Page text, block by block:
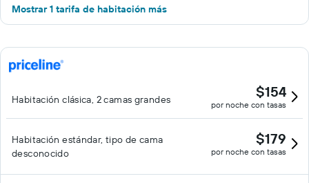
Mostrar 1 tarifa de habitación más
Habitación clásica, 2 camas grandes $154
por noche con tasas
Habitación estándar, tipo de cama
desconocido
$179
por noche con tasas